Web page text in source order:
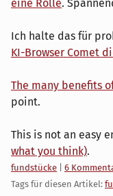
eine Rolle.
Ich halte das für
KI-Browser Comet
The many benefits
point.
This is not an easy
what you think).
Kategorien:
fundstücke
6
Tags für diesen Artikel: